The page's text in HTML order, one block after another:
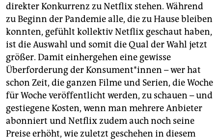
direkter Konkurrenz zu Netflix stehen. Während
zu Beginn der Pandemie alle, die zu Hause bleiben
konnten, gefühlt kollektiv Netflix geschaut haben,
ist die Auswahl und somit die Qual der Wahl jetzt
größer. Damit einhergehen eine gewisse
Überforderung der Kon­su­men­t*in­nen – wer hat
schon Zeit, die ganzen Filme und Serien, die Woche
für Woche veröffentlicht werden, zu schauen – und
gestiegene Kosten, wenn man mehrere Anbieter
abonniert und Netflix zudem auch noch seine
Preise erhöht, wie zuletzt geschehen in diesem